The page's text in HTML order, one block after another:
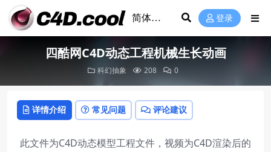
登录
四酷网C4D动态工程机械生长动画
科幻抽象 208 0
详情介绍 常见问题 评论建议
此文件为C4D动态模型工程文件，视频为C4D渲染后的